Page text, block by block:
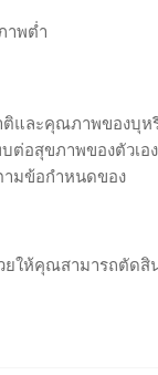
าพต่ำ
ติและคุณภาพของบุห
ต่อสุขภาพของตัวเอง
ามข้อกำหนดของ
ยให้คุณสามารถตัดสิ